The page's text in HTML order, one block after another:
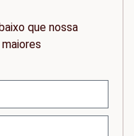
que nossa